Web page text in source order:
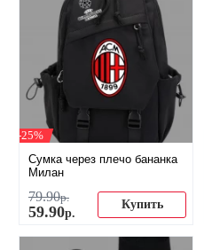
-25%
Сумка через плечо бананка
Милан
79.90р.
59.90р.
Купить